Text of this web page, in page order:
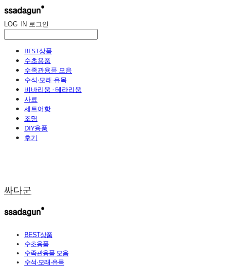
LOG IN 로그인
BEST상품
수초용품
수족관용품 모음
수석·모래·유목
비바리움 · 테라리움
사료
세트어항
조명
DIY용품
후기
싸다군
BEST상품
수초용품
수족관용품 모음
수석·모래·유목